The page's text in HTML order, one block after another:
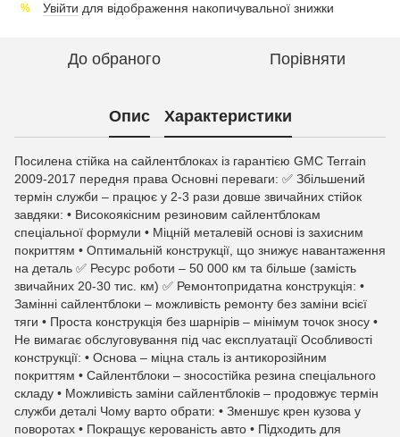
% Увійти для відображення накопичувальної знижки
До обраного Порівняти
Опис Характеристики
Посилена стійка на сайлентблоках із гарантією GMC Terrain
2009-2017 передня права Основні переваги: ✅ Збільшений
термін служби – працює у 2-3 рази довше звичайних стійок
завдяки: • Високоякісним резиновим сайлентблокам
спеціальної формули • Міцній металевій основі із захисним
покриттям • Оптимальній конструкції, що знижує навантаження
на деталь ✅ Ресурс роботи – 50 000 км та більше (замість
звичайних 20-30 тис. км) ✅ Ремонтопридатна конструкція: •
Замінні сайлентблоки – можливість ремонту без заміни всієї
тяги • Проста конструкція без шарнірів – мінімум точок зносу •
Не вимагає обслуговування під час експлуатації Особливості
конструкції: • Основа – міцна сталь із антикорозійним
покриттям • Сайлентблоки – зносостійка резина спеціального
складу • Можливість заміни сайлентблоків – продовжує термін
служби деталі Чому варто обрати: • Зменшує крен кузова у
поворотах • Покращує керованість авто • Підходить для